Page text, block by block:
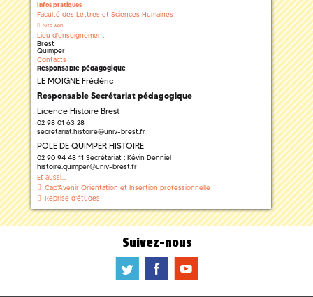
Infos pratiques
Faculté des Lettres et Sciences Humaines
Site web
Lieu d'enseignement
Brest
Quimper
Contacts
Responsable pédagogique
LE MOIGNE Frédéric
Responsable Secrétariat pédagogique
Licence Histoire Brest
02 98 01 63 28
secretariat.histoire@univ-brest.fr
POLE DE QUIMPER HISTOIRE
02 90 94 48 11 Secrétariat : Kévin Denniel
histoire.quimper@univ-brest.fr
Et aussi...
Cap'Avenir Orientation et Insertion professionnelle
Reprise d'études
Suivez-nous
a b f